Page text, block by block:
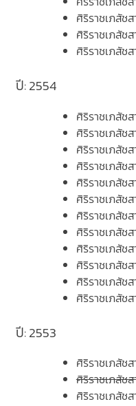
ศิริราชเภสัช
ศิริราชเภสัช
ศิริราชเภสัช
ปี: 2554
ศิริราชเภสัช
ศิริราชเภสัช
ศิริราชเภสัช
ศิริราชเภสัช
ศิริราชเภสัช
ศิริราชเภสัช
ศิริราชเภสัช
ศิริราชเภสัช
ศิริราชเภสัช
ศิริราชเภสัช
ศิริราชเภสัช
ศิริราชเภสัช
ปี: 2553
ศิริราชเภสัช
ศิริราชเภสัช
ศิริราชเภสัช